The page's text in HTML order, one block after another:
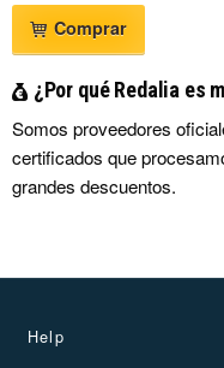
Comprar
¿Por qué Redalia es
Somos proveedores
certificados que
grandes descuentos.
Help